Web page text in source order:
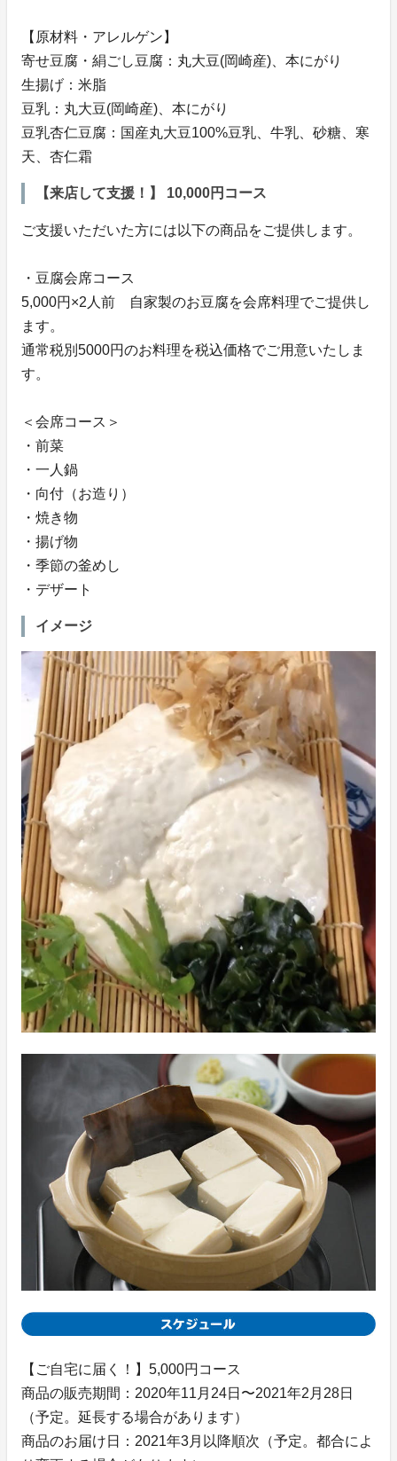
【原材料・アレルゲン】
寄せ豆腐・絹ごし豆腐：丸大豆(岡崎産)、本にがり
生揚げ：米脂
豆乳：丸大豆(岡崎産)、本にがり
豆乳杏仁豆腐：国産丸大豆100%豆乳、牛乳、砂糖、寒
天、杏仁霜
【来店して支援！】 10,000円コース
ご支援いただいた方には以下の商品をご提供します。
・豆腐会席コース
5,000円×2人前 自家製のお豆腐を会席料理でご提供し
ます。
通常税別5000円のお料理を税込価格でご用意いたしま
す。
＜会席コース＞
・前菜
・一人鍋
・向付（お造り）
・焼き物
・揚げ物
・季節の釜めし
・デザート
イメージ
【ご自宅に届く！】5,000円コース
商品の販売期間：2020年11月24日〜2021年2月28日
（予定。延長する場合があります）
商品のお届け日：2021年3月以降順次（予定。都合によ